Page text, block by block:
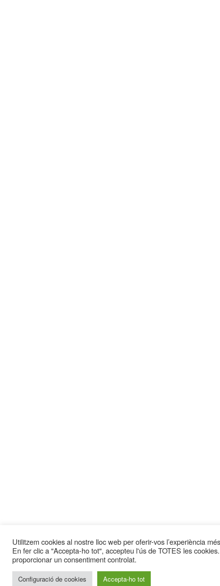
Utilitzem cookies al nostre lloc web per oferir-vos l’experiència
En fer clic a "Accepta-ho tot", accepteu l'ús de TOTES les
proporcionar un consentiment controlat.
Configuració de cookies Accepta-ho tot